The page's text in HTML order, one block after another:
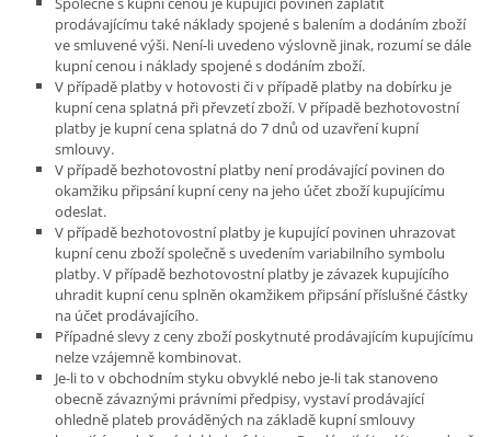
prodávajícímu také náklady spojené s balením a dodáním zboží
ve smluvené výši. Není-li uvedeno výslovně jinak, rozumí se dále
kupní cenou i náklady spojené s dodáním zboží.
V případě platby v hotovosti či v případě platby na dobírku je
kupní cena splatná při převzetí zboží. V případě bezhotovostní
platby je kupní cena splatná do 7 dnů od uzavření kupní
smlouvy.
V případě bezhotovostní platby není prodávající povinen do
okamžiku připsání kupní ceny na jeho účet zboží kupujícímu
odeslat.
V případě bezhotovostní platby je kupující povinen uhrazovat
kupní cenu zboží společně s uvedením variabilního symbolu
platby. V případě bezhotovostní platby je závazek kupujícího
uhradit kupní cenu splněn okamžikem připsání příslušné částky
na účet prodávajícího.
Případné slevy z ceny zboží poskytnuté prodávajícím kupujícímu
nelze vzájemně kombinovat.
Je-li to v obchodním styku obvyklé nebo je-li tak stanoveno
obecně závaznými právními předpisy, vystaví prodávající
ohledně plateb prováděných na základě kupní smlouvy